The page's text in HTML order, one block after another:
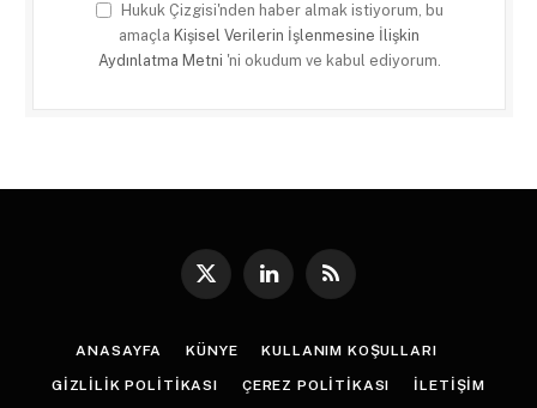
Hukuk Çizgisi'nden haber almak istiyorum, bu
amaçla Kişisel Verilerin İşlenmesine İlişkin
Aydınlatma Metni 'ni okudum ve kabul ediyorum.
X
LinkedInRSS
ANASAYFA KÜNYE KULLANIM KOŞULLARI
GIZLILIK POLITIKASI ÇEREZ POLITIKASI İLETIŞIM